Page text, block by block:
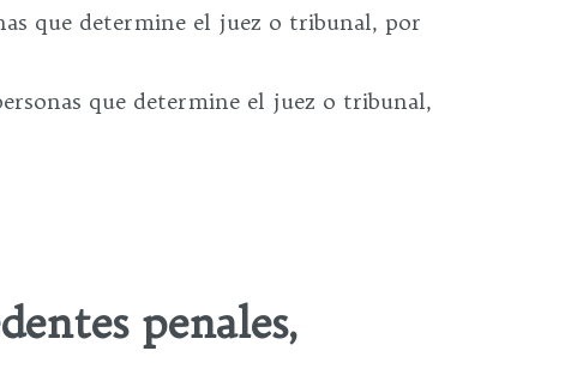
que determine el juez o tribunal, por
que determine el juez o tribunal,
penales,